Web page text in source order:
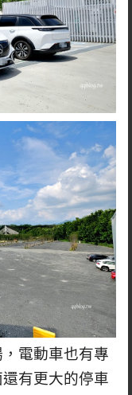
電動車也有專
有更大的停車